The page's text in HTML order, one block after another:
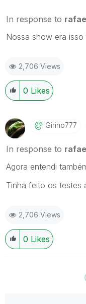
In response to
Nossa show era
2,706 Views
0 Likes
Girino777
In response to
Agora entendi
Tinha feito os testes
2,706 Views
0 Likes